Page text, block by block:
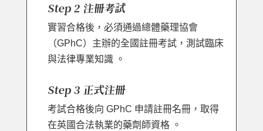
Step 2 注冊考試
實習合格後，必須通過總體藥理協會
（GPhC）主辦的全國註冊考試，測試臨床
與法律專業知識 。
Step 3 正式注冊
考試合格後向 GPhC 申請註冊名冊，取得
在英國合法執業的藥劑師資格 。